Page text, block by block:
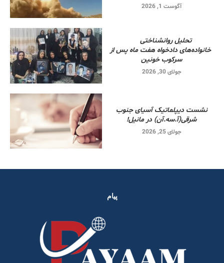
آگوست 1, 2026
تحلیل روانشناختی
خانواده‌های دادخواه هفت ماه پس از
سرکوب خونین
جولای 30, 2026
نشست دیپلماتیک آسیای جنوب
شرقی‌(آ.سه.آن) در مانیل!
جولای 25, 2026
پیام